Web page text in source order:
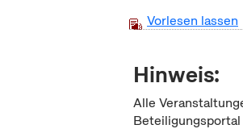
Vorlesen lassen
Hinweis:
Alle
Beteiligungsportal